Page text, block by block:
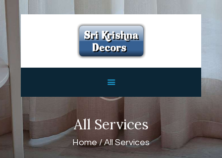
All Services
Home All Services
CONTACTS